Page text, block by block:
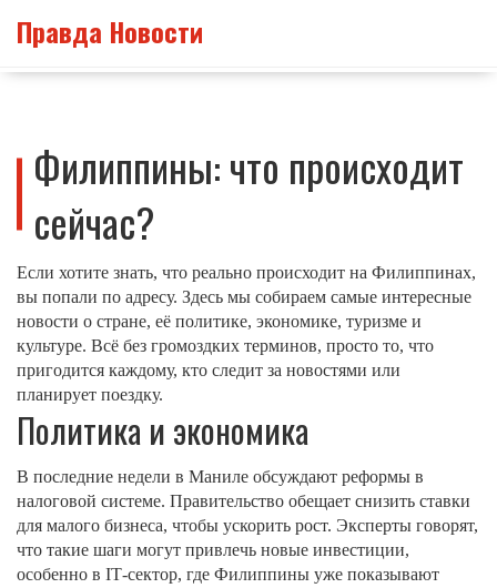
Правда Новости
Филиппины: что происходит
сейчас?
Если хотите знать, что реально происходит на Филиппинах,
вы попали по адресу. Здесь мы собираем самые интересные
новости о стране, её политике, экономике, туризме и
культуре. Всё без громоздких терминов, просто то, что
пригодится каждому, кто следит за новостями или
планирует поездку.
Политика и экономика
В последние недели в Маниле обсуждают реформы в
налоговой системе. Правительство обещает снизить ставки
для малого бизнеса, чтобы ускорить рост. Эксперты говорят,
что такие шаги могут привлечь новые инвестиции,
особенно в IT‑сектор, где Филиппины уже показывают